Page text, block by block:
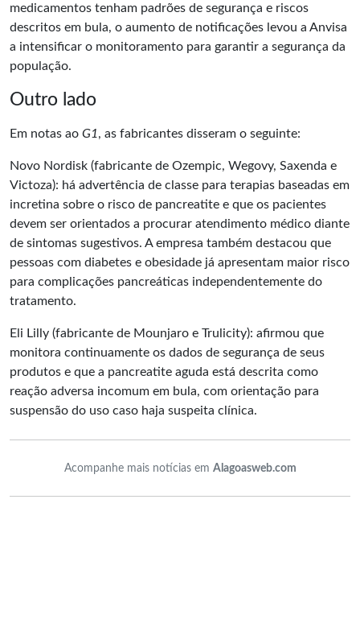
medicamentos tenham padrões de segurança e riscos
descritos em bula, o aumento de notificações levou a Anvisa
a intensificar o monitoramento para garantir a segurança da
população.
Outro lado
Em notas ao G1, as fabricantes disseram o seguinte:
Novo Nordisk (fabricante de Ozempic, Wegovy, Saxenda e
Victoza): há advertência de classe para terapias baseadas em
incretina sobre o risco de pancreatite e que os pacientes
devem ser orientados a procurar atendimento médico diante
de sintomas sugestivos. A empresa também destacou que
pessoas com diabetes e obesidade já apresentam maior risco
para complicações pancreáticas independentemente do
tratamento.
Eli Lilly (fabricante de Mounjaro e Trulicity): afirmou que
monitora continuamente os dados de segurança de seus
produtos e que a pancreatite aguda está descrita como
reação adversa incomum em bula, com orientação para
suspensão do uso caso haja suspeita clínica.
Acompanhe mais notícias em Alagoasweb.com